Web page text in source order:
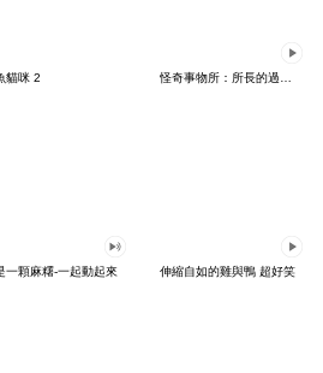
貓咪 2
一顆麻糬-一起動起來 伸縮自如的雞與鴨 超好笑